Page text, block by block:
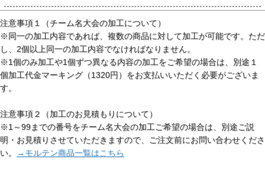
注意事項１（チーム名大会の加工について）
※同一の加工内容であれば、複数の商品に対して加工が可能です。ただ
し、2個以上同一の加工内容でなければなりません。
※1個のみ加工や1個ずつ異なる内容の加工をご希望の場合は、別途１
個加工代金マーキング（1320円）をお支払いいただく必要がございま
す。
注意事項２（加工のお見積もりについて）
※1～99までの番号をチーム名大会の加工ご希望の場合は、別途ご説
明・お見積りさせていただきますので、ご注文前にお問い合わせくださ
い。
→モルテン商品一覧はこちら